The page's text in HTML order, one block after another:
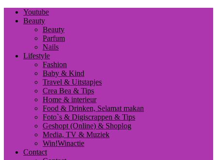
Youtube
Beauty
Beauty
Parfum
Nails
Lifestyle
Fashion
Baby & Kind
Travel & Uitstapjes
Crea Bea & Tips
Home & interieur
Food & Drinken, Selamat makan
Foto`s & Digiscrappen & Tips
Geshopt (Online) & Shoplog
Media, TV & Muziek
Win!Winactie
Contact